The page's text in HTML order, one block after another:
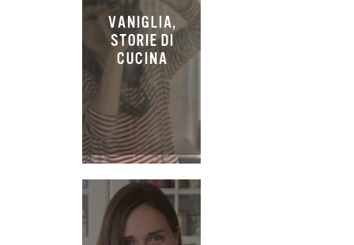
VANIGLIA,
STORIE DI
CUCINA